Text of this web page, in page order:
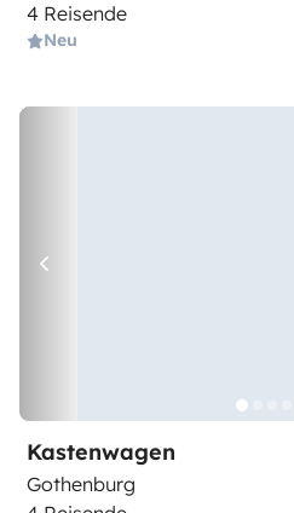
4 Reisende
Neu
Kastenwagen
Gothenburg